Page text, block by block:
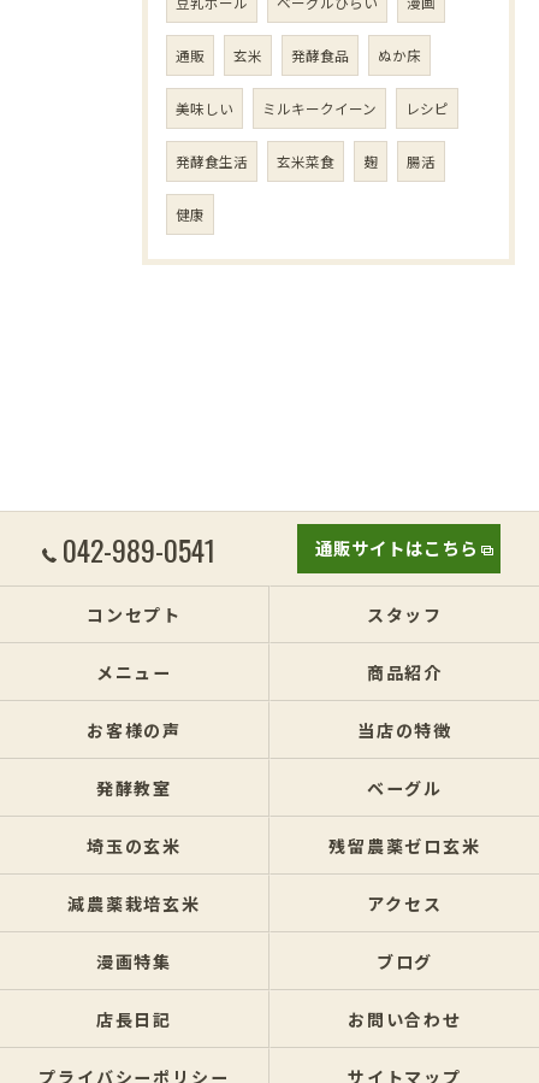
通販 玄米 発酵食品 ぬか床
美味しい ミルキークイーン レシピ
発酵食生活 玄米菜食 麹 腸活
健康
042-989-0541 通販サイトはこちら
コンセプト スタッフ
メニュー 商品紹介
お客様の声 当店の特徴
発酵教室 ベーグル
埼玉の玄米 残留農薬ゼロ玄米
減農薬栽培玄米 アクセス
漫画特集 ブログ
店長日記 お問い合わせ
プライバシーポリシー サイトマップ